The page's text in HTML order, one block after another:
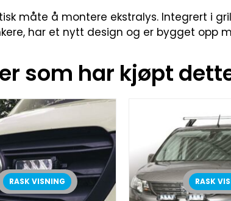
måte å montere ekstralys. Integrert i
har et nytt design og er bygget
som har kjøpt
RASK VISNING RASK